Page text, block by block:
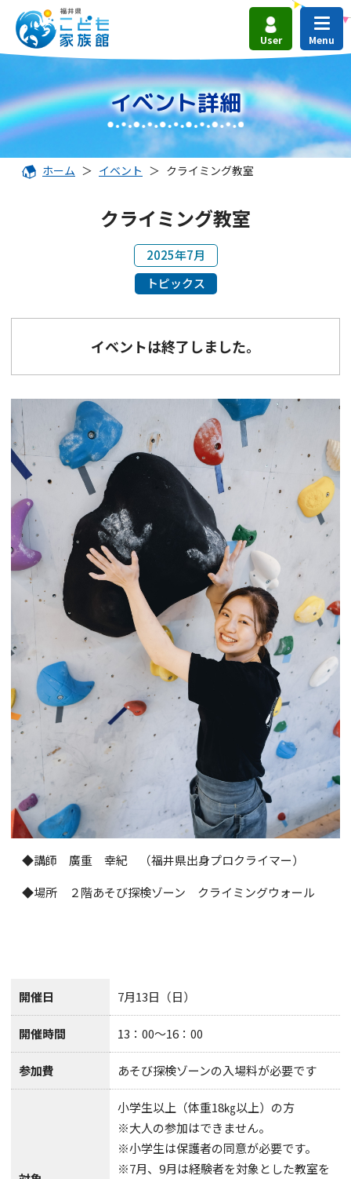
User
イベント詳細
ホーム ＞ イベント ＞ クライミング教室
クライミング教室
2025年7月
トピックス
イベントは終了しました。
◆講師 廣重 幸紀 （福井県出身プロクライマー）
◆場所 ２階あそび探検ゾーン クライミングウォール
開催日 7月13日（日）
開催時間 13：00〜16：00
参加費 あそび探検ゾーンの入場料が必要です
小学生以上（体重18㎏以上）の方
※大人の参加はできません。
※小学生は保護者の同意が必要です。
※7月、9月は経験者を対象とした教室を